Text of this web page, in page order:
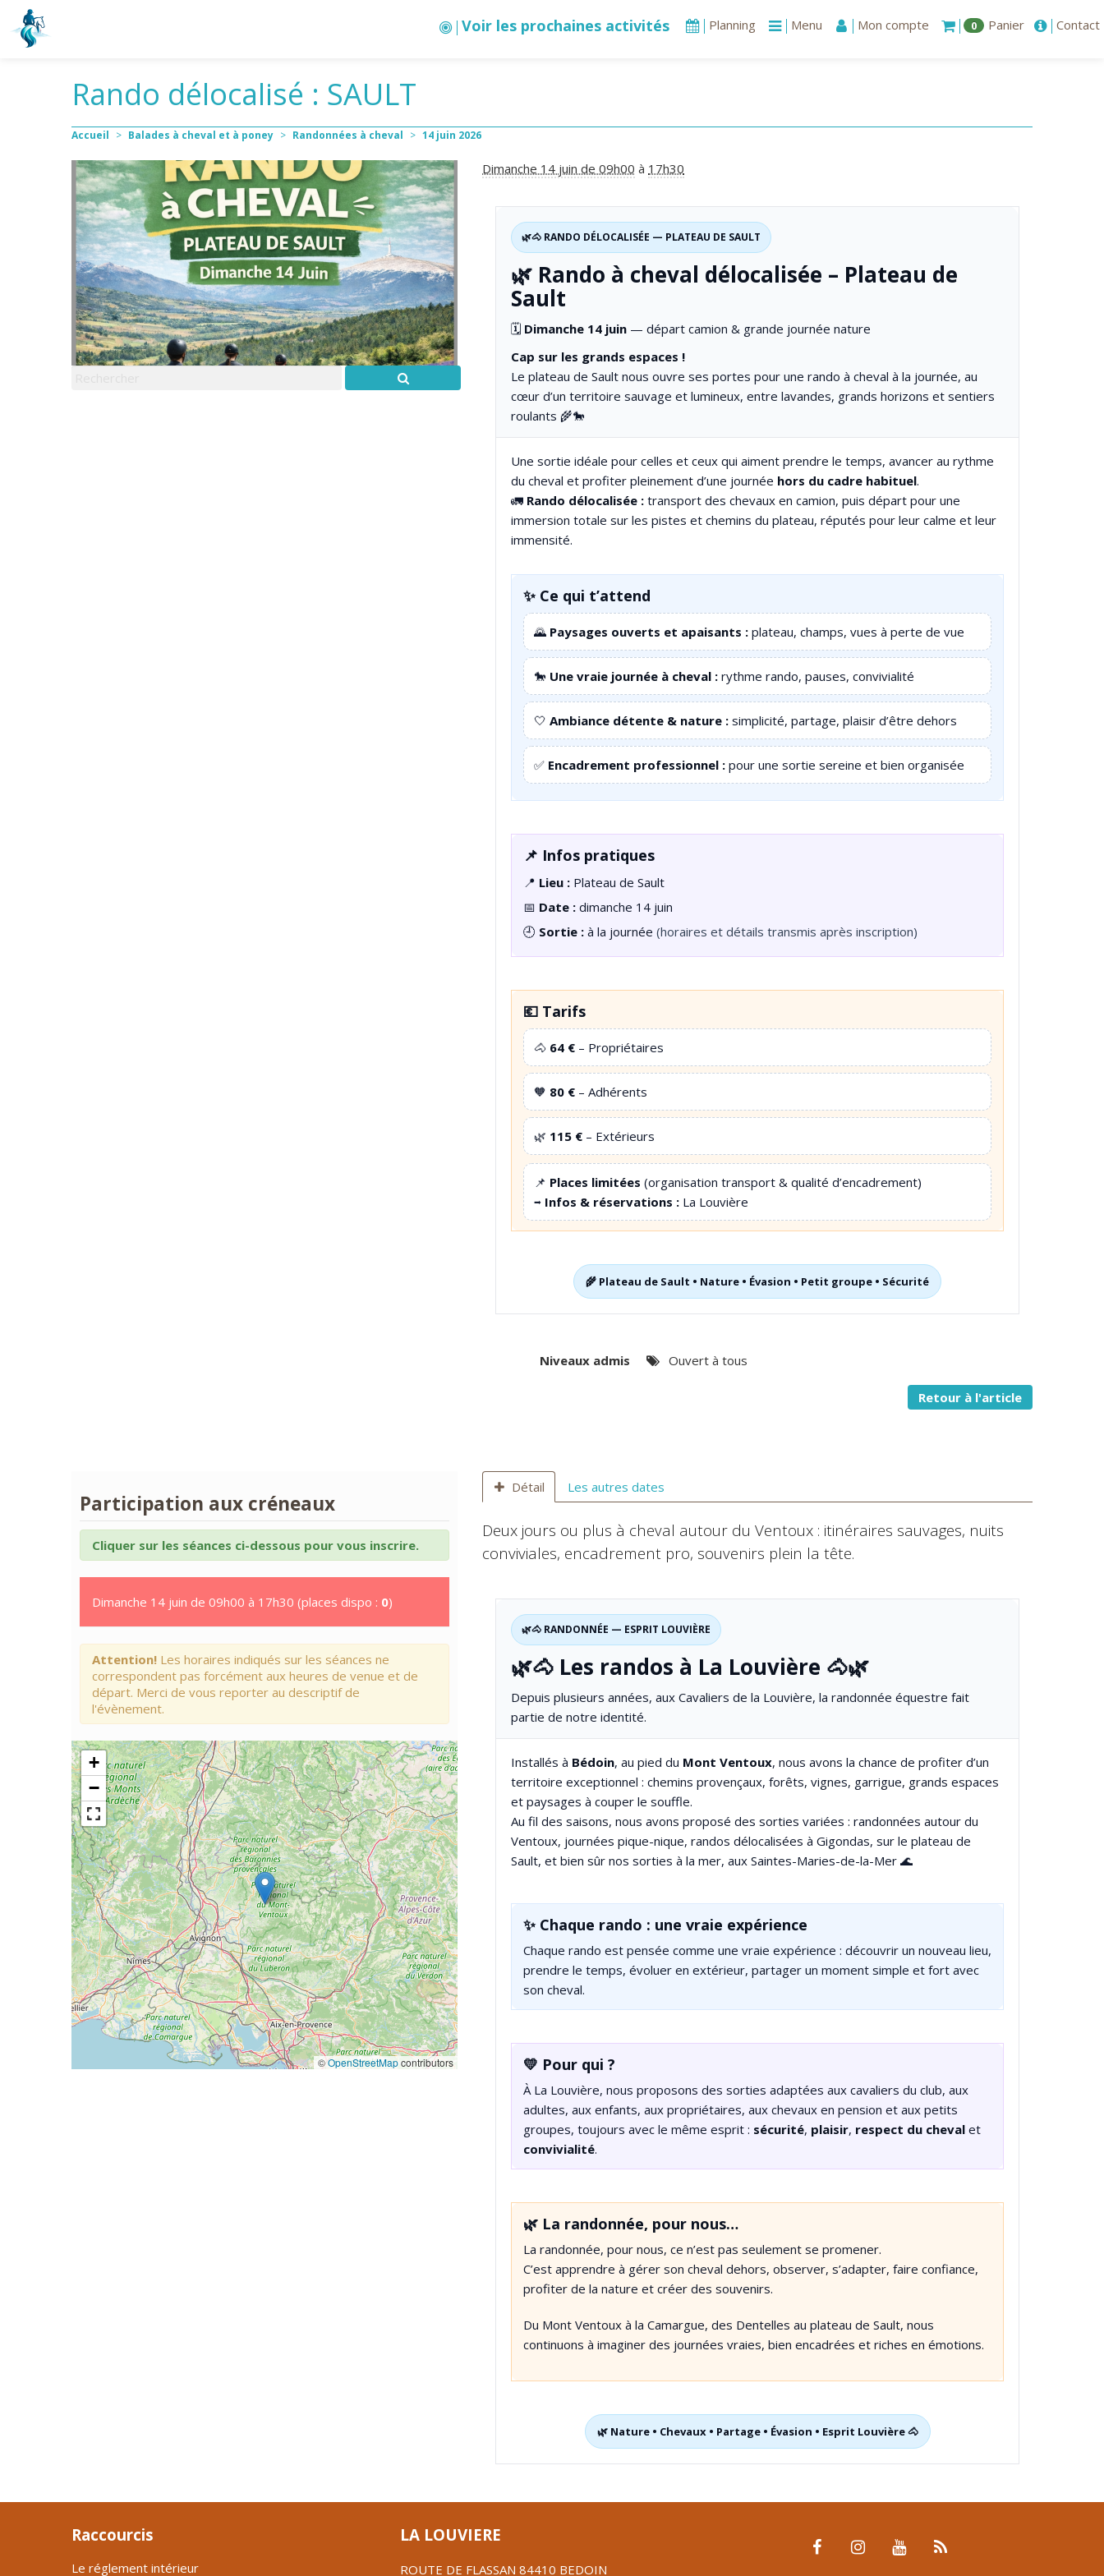
Voir les prochaines activités Planning Menu Mon compte 0 Panier Contact
Rando délocalisé : SAULT
Accueil > Balades à cheval et à poney > Randonnées à cheval > 14 juin 2026
Dimanche 14 juin de 09h00 à 17h30
🌿🐴 RANDO DÉLOCALISÉE — PLATEAU DE SAULT
🌿 Rando à cheval délocalisée – Plateau de
Sault
🗓 Dimanche 14 juin — départ camion & grande journée nature
Cap sur les grands espaces !
Le plateau de Sault nous ouvre ses portes pour une rando à cheval à la journée, au
cœur d’un territoire sauvage et lumineux, entre lavandes, grands horizons et sentiers
roulants 🌾🐎
Une sortie idéale pour celles et ceux qui aiment prendre le temps, avancer au rythme
du cheval et profiter pleinement d’une journée hors du cadre habituel.
🚛 Rando délocalisée : transport des chevaux en camion, puis départ pour une
immersion totale sur les pistes et chemins du plateau, réputés pour leur calme et leur
immensité.
✨ Ce qui t’attend
🌄 Paysages ouverts et apaisants : plateau, champs, vues à perte de vue
🐎 Une vraie journée à cheval : rythme rando, pauses, convivialité
🤍 Ambiance détente & nature : simplicité, partage, plaisir d’être dehors
✅ Encadrement professionnel : pour une sortie sereine et bien organisée
📌 Infos pratiques
📍 Lieu : Plateau de Sault
📅 Date : dimanche 14 juin
🕘 Sortie : à la journée (horaires et détails transmis après inscription)
💶 Tarifs
🐴 64 € – Propriétaires
🧡 80 € – Adhérents
🌿 115 € – Extérieurs
📌 Places limitées (organisation transport & qualité d’encadrement)
➡️ Infos & réservations : La Louvière
🌾 Plateau de Sault • Nature • Évasion • Petit groupe • Sécurité
Niveaux admis Ouvert à tous
Retour à l'article
Détail Les autres dates
Deux jours ou plus à cheval autour du Ventoux : itinéraires sauvages, nuits
conviviales, encadrement pro, souvenirs plein la tête.
🌿🐴 RANDONNÉE — ESPRIT LOUVIÈRE
🌿🐴 Les randos à La Louvière 🐴🌿
Depuis plusieurs années, aux Cavaliers de la Louvière, la randonnée équestre fait
partie de notre identité.
Installés à Bédoin, au pied du Mont Ventoux, nous avons la chance de profiter d’un
territoire exceptionnel : chemins provençaux, forêts, vignes, garrigue, grands espaces
et paysages à couper le souffle.
Au fil des saisons, nous avons proposé des sorties variées : randonnées autour du
Ventoux, journées pique-nique, randos délocalisées à Gigondas, sur le plateau de
Sault, et bien sûr nos sorties à la mer, aux Saintes-Maries-de-la-Mer 🌊
✨ Chaque rando : une vraie expérience
Chaque rando est pensée comme une vraie expérience : découvrir un nouveau lieu,
prendre le temps, évoluer en extérieur, partager un moment simple et fort avec
son cheval.
💛 Pour qui ?
À La Louvière, nous proposons des sorties adaptées aux cavaliers du club, aux
adultes, aux enfants, aux propriétaires, aux chevaux en pension et aux petits
groupes, toujours avec le même esprit : sécurité, plaisir, respect du cheval et
convivialité.
🌿 La randonnée, pour nous…
La randonnée, pour nous, ce n’est pas seulement se promener.
C’est apprendre à gérer son cheval dehors, observer, s’adapter, faire confiance,
profiter de la nature et créer des souvenirs.
Du Mont Ventoux à la Camargue, des Dentelles au plateau de Sault, nous
continuons à imaginer des journées vraies, bien encadrées et riches en émotions.
🌿 Nature • Chevaux • Partage • Évasion • Esprit Louvière 🐴
Participation aux créneaux
Cliquer sur les séances ci-dessous pour vous inscrire.
Dimanche 14 juin de 09h00 à 17h30 (places dispo : 0)
Attention! Les horaires indiqués sur les séances ne
correspondent pas forcément aux heures de venue et de
départ. Merci de vous reporter au descriptif de
l'évènement.
+
−
©OpenStreetMapcontributors
Raccourcis
Le réglement intérieur
LA LOUVIERE
ROUTE DE FLASSAN 84410 BEDOIN